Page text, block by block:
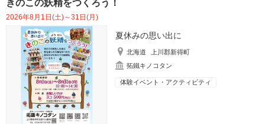
きのこの妖精をつくろう！
2026年8月1日(土)～31日(月)
夏休みの思い出に
北海道
上川郡新得町
拓鐵キノコタン
体験イベント・アクティビティ